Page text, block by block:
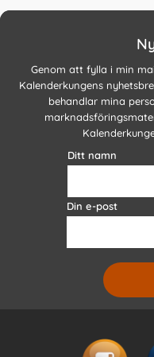
Genom att fylla i min
Kalenderkungens
behandlar mina
Ditt namn
Din e-post